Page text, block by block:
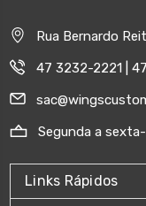
Rua Bernardo
47 3232-2221 |
Segunda a
Links Rápidos